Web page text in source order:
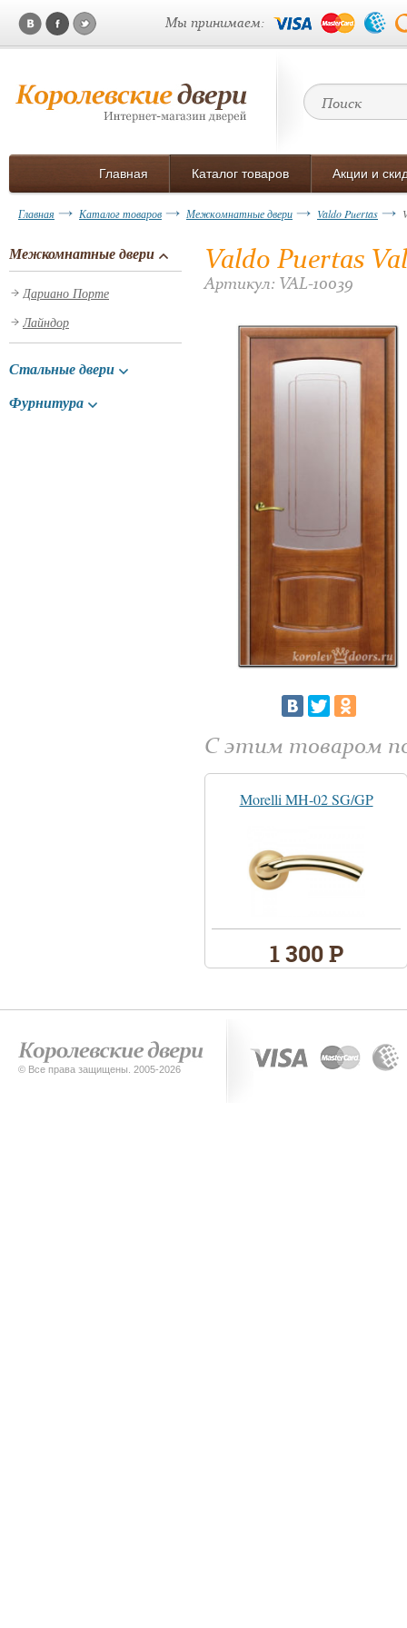
Мы принимаем:
Главная Каталог товаров Акции и
Главная Каталог товаров Межкомнатные двери Valdo Puertas
Межкомнатные двери
Дариано Порте
Лайндор
Стальные двери
Фурнитура
Valdo Puertas
Артикул: VAL-10039
С этим товаром
Morelli MH-02 SG/GP
1 300 Р
© Все права защищены. 2005-2026